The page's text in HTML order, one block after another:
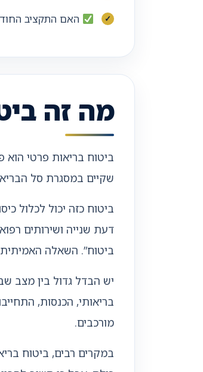
האם התקציב
מה זה
ביטוח בריאות פרטי
שקיים במסגרת סל
ביטוח כזה יכול לכלול
דעת שנייה ושירותים
ביטוח”. השאלה
יש הבדל גדול בין מצב
בריאותי, הכנסות,
מורכבים.
במקרים רבים, ביטוח